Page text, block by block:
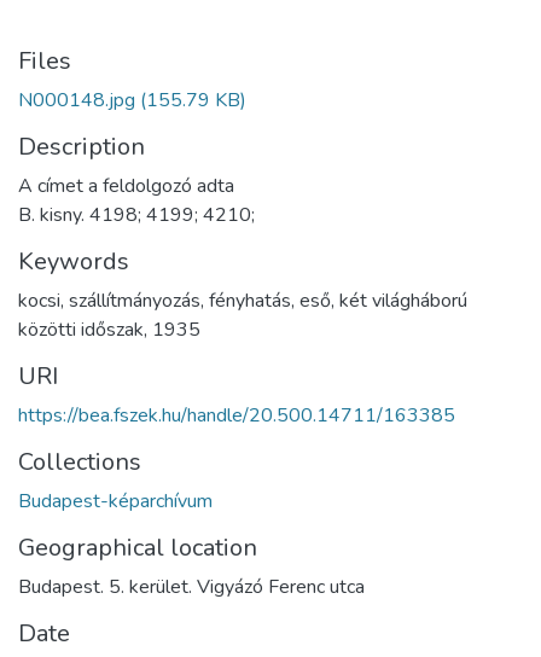
Files
N000148.jpg (155.79 KB)
Description
A címet a feldolgozó adta
B. kisny. 4198; 4199; 4210;
Keywords
kocsi, szállítmányozás, fényhatás, eső, két világháború
közötti időszak, 1935
URI
https://bea.fszek.hu/handle/20.500.14711/163385
Collections
Budapest-képarchívum
Geographical location
Budapest. 5. kerület. Vigyázó Ferenc utca
Date